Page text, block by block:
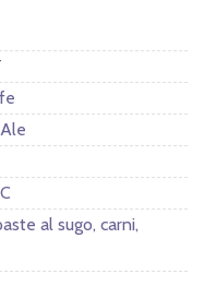
al sugo, carni,